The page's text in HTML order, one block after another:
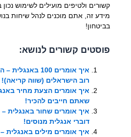
קשורים ולטיפים מועילים לשימוש
מידע זה, אתם מוכנים לנהל שיחות
בביטחון!
פוסטים קשורים לנושא:
איך אומרים 100
רוב הישראלים (שווה קריאה)!
איך אומרים הצעת מחיר
שאתם חייבים להכיר!
איך אומרים שחור באנגלית
דוברי אנגלית מנוסים!
איך אומרים מילים באנגלית